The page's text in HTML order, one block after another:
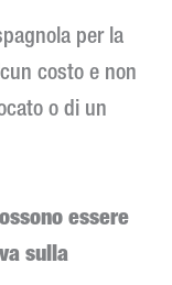
per la
costo e non
o di un
essere
sulla